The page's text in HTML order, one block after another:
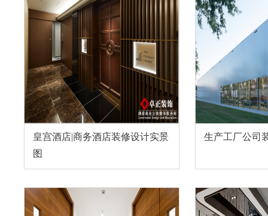
皇宫酒店|商务酒店装修设计实景
图
生产工厂公司